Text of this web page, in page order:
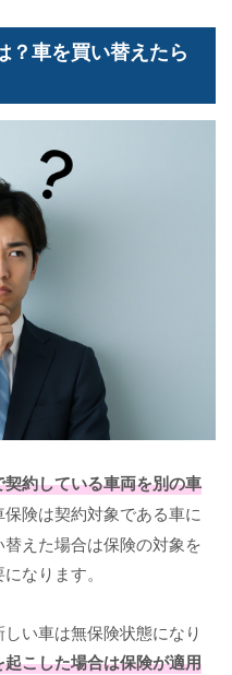
？車を買い替えたら
約している車両を別の車
険は契約対象である車に
えた場合は保険の対象を
なります。
い車は無保険状態になり
こした場合は保険が適用